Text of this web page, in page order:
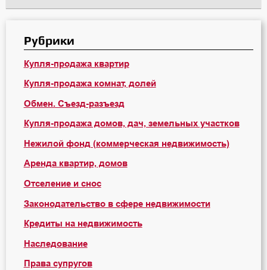
Рубрики
Купля-продажа квартир
Купля-продажа комнат, долей
Обмен. Съезд-разъезд
Купля-продажа домов, дач, земельных участков
Нежилой фонд (коммерческая недвижимость)
Аренда квартир, домов
Отселение и снос
Законодательство в сфере недвижимости
Кредиты на недвижимость
Наследование
Права супругов